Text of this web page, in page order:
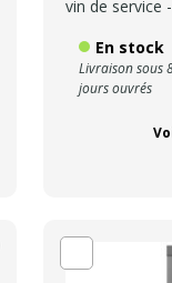
vin de service
En stock
Livraison sous
jours ouvrés